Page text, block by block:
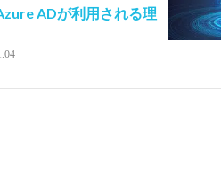
ADが利用される理